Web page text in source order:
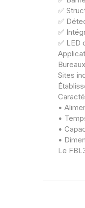
✅
✅
✅
✅ LED
Sites
•
•
•
•
Le